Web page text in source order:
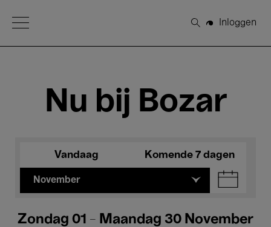
Open Menu
Zoeken
Inloggen
Nu bij Bozar
Vandaag Komende 7 dagen
November
Zondag 01 - Maandag 30 November